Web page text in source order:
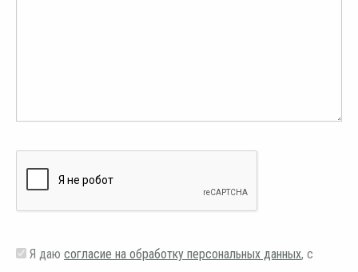
Я даю согласие на обработку персональных данных, с